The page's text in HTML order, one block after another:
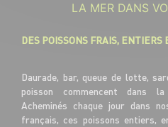
LA MER DANS
DES POISSONS FRAIS,
Daurade, bar, queue de lotte,
poisson commencent dans
Acheminés chaque jour dans
français, ces poissons entiers,